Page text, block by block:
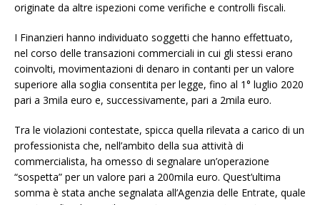
originate da altre ispezioni come verifiche e controlli fiscali.
I Finanzieri hanno individuato soggetti che hanno effettuato,
nel corso delle transazioni commerciali in cui gli stessi erano
coinvolti, movimentazioni di denaro in contanti per un valore
superiore alla soglia consentita per legge, fino al 1° luglio 2020
pari a 3mila euro e, successivamente, pari a 2mila euro.
Tra le violazioni contestate, spicca quella rilevata a carico di un
professionista che, nell’ambito della sua attività di
commercialista, ha omesso di segnalare un’operazione
“sospetta” per un valore pari a 200mila euro. Quest’ultima
somma è stata anche segnalata all’Agenzia delle Entrate, quale